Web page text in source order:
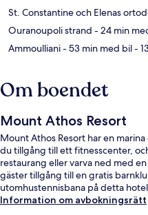
St. Constantine och Elenas
Ouranoupoli strand - 24 min
Ammoulliani- 53 min med bil-
Om boendet
Mount Athos Resort
Mount Athos Resort har en
du tillgång till ett fitnesscenter,
restaurang eller varva ned med
gäster tillgång till en gratis
utomhustennisbana på detta
Information om avbokningsrätt